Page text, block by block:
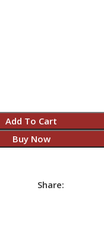
Add To Cart
Buy Now
Share: